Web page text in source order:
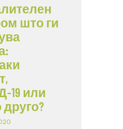
што ги
19 или